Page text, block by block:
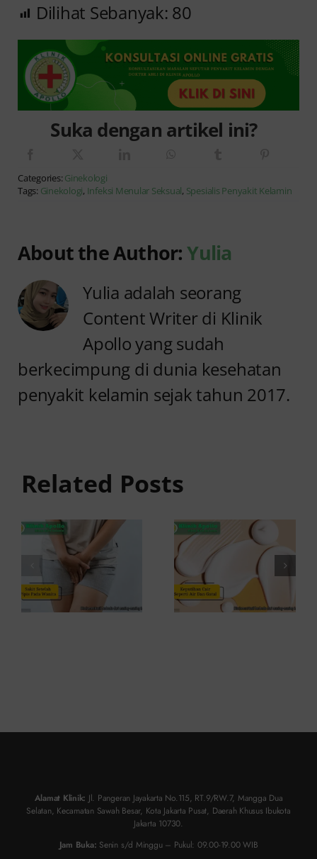
Dilihat Sebanyak: 80
Suka dengan artikel ini?
Categories: Ginekologi
Tags: Ginekologi, Infeksi Menular Seksual, Spesialis Penyakit Kelamin
About the Author:Yulia
Yulia adalah seorang
Content Writer di Klinik
Apollo yang sudah
berkecimpung di dunia kesehatan
penyakit kelamin sejak tahun 2017.
Related Posts
Sakit
Wanita
Serta
Perih?
Waspada
Kondisi Ini
Apakah
Berbahaya?
Alamat Klinik: Jl. Pangeran Jayakarta No.115, RT.9/RW.7, Mangga Dua
Selatan, Kecamatan Sawah Besar, Kota Jakarta Pusat, Daerah Khusus Ibukota
Jakarta 10730.
Jam Buka: Senin s/d Minggu – Pukul: 09.00-19.00 WIB